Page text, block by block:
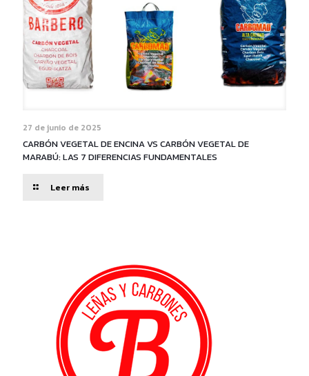
27 de junio de 2025
CARBÓN VEGETAL DE ENCINA VS CARBÓN VEGETAL DE
MARABÚ: LAS 7 DIFERENCIAS FUNDAMENTALES
Leer más